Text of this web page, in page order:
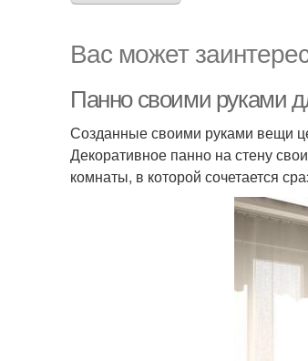
Вас может
Панно своими руками
Созданные своими руками вещи
Декоративное панно на стену
комнаты, в которой сочетается